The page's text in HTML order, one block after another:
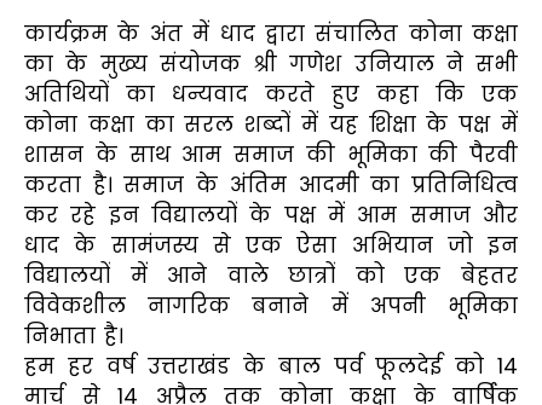
कार्यक्रम के अंत में धाद द्वारा संचालित कोना कक्षा
का के मुख्य संयोजक श्री गणेश उनियाल ने सभी
अतिथियों का धन्यवाद करते हुए कहा कि एक
कोना कक्षा का सरल शब्दों में यह शिक्षा के पक्ष में
शासन के साथ आम समाज की भूमिका की पैरवी
करता है। समाज के अंतिम आदमी का प्रतिनिधित्व
कर रहे इन विद्यालयों के पक्ष में आम समाज और
धाद के सामंजस्य से एक ऐसा अभियान जो इन
विद्यालयों में आने वाले छात्रों को एक बेहतर
विवेकशील नागरिक बनाने में अपनी भूमिका
निभाता है।
हम हर वर्ष उत्तराखंड के बाल पर्व फूलदेई को 14
मार्च से 14 अप्रैल तक कोना कक्षा के वार्षिक